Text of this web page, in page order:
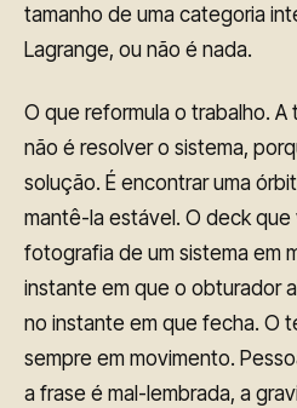
tamanho de uma categoria
Lagrange, ou não é nada.
O que reformula o trabalho.
não é resolver o sistema,
solução. É encontrar uma
mantê-la estável. O deck
fotografia de um sistema em
instante em que o obturador
no instante em que fecha. O
sempre em movimento.
a frase é mal-lembrada, a